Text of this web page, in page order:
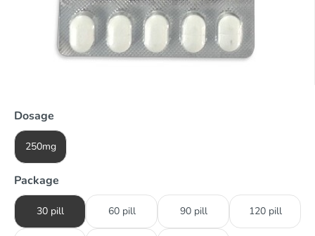
Dosage
250mg
Package
30 pill 60 pill 90 pill 120 pill